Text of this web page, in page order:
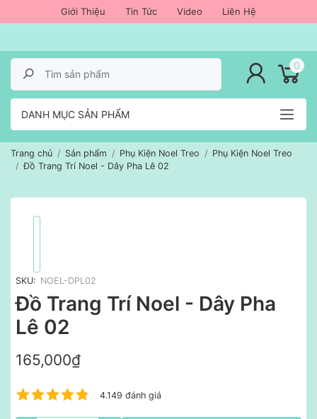
Giới Thiệu Tin Tức Video Liên Hệ
DANH MỤC SẢN PHẨM
0
Trang chủ Sản phẩm Phụ Kiện Noel Treo
Phụ Kiện Noel Treo
Đồ Trang Trí Noel - Dây Pha Lê 02
SKU: NOEL-DPL02
Đồ Trang Trí Noel - Dây Pha
Lê 02
165,000₫
4.149 đánh giá